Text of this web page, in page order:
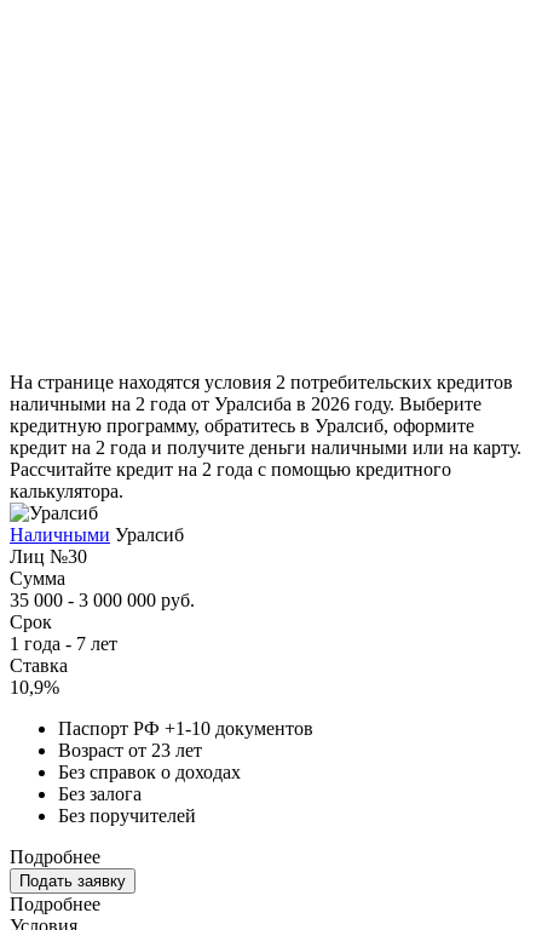
На странице находятся условия 2 потребительских кредитов
наличными на 2 года от Уралсиба в 2026 году. Выберите
кредитную программу, обратитесь в Уралсиб, оформите
кредит на 2 года и получите деньги наличными или на карту.
Рассчитайте кредит на 2 года с помощью кредитного
калькулятора.
Наличными Уралсиб
Лиц №30
Сумма
35 000 - 3 000 000 руб.
Срок
1 года - 7 лет
Ставка
10,9%
Паспорт РФ +1-10 документов
Возраст от 23 лет
Без справок о доходах
Без залога
Без поручителей
Подробнее
Подать заявку
Подробнее
Условия